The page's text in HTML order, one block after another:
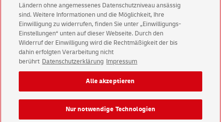
Kundenservice
Warnung vor gefälschtenE-Mails
Impressum Rechtliche Hinweise
Datenschutz
Einwilligungs-Einstellungen
Ländern ohne angemessenes Datenschutzniveau ansässig
sind. Weitere Informationen und die Möglichkeit, Ihre
Einwilligung zu widerrufen, finden Sie unter „Einwilligungs-
Einstellungen“ unten auf dieser Webseite. Durch den
Widerruf der Einwilligung wird die Rechtmäßigkeit der bis
dahin erfolgten Verarbeitung nicht
berührt Datenschutzerklärung Impressum
Nur notwendige Technologien
Alle akzeptieren